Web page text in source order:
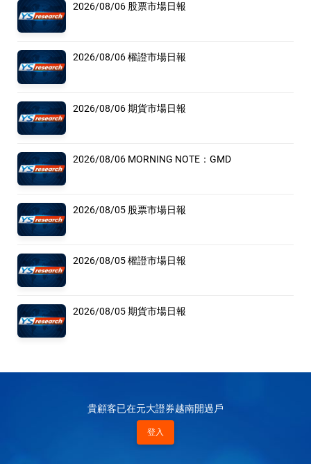
2026/08/06 股票市場日報
2026/08/06 權證市場日報
2026/08/06 期貨市場日報
2026/08/06 MORNING NOTE：GMD
2026/08/05 股票市場日報
2026/08/05 權證市場日報
2026/08/05 期貨市場日報
貴顧客已在元大證券越南開過戶
登入